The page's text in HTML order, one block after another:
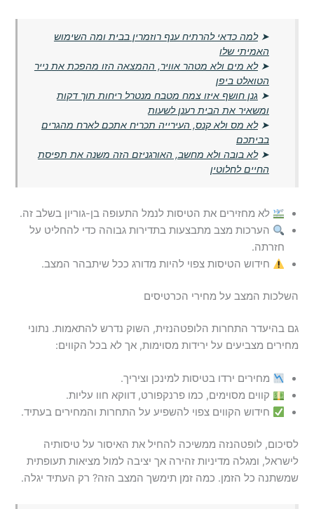
➤למה כדאי להרתיח ענף רוזמרין בבית ומה השימוש
האמיתי שלו
➤לא מים ולא מטהר אוויר, ההמצאה הזו מהפכת את נייר
הטואלט ביפן
➤ גנן חושף איזו צמח מטבח מנטרל ריחות תוך דקות
ומשאיר את הבית רענן לשעות
➤לא מס ולא קנס, העירייה תכריח אתכם לארח מהגרים
בביתכם
➤לא בובה ולא מחשב, האורגניזם הזה משנה את תפיסת
החיים לחלוטין
לא מחזירים את הטיסות לנמל התעופה בן-גוריון בשלב זה.
הערכות מצב מתבצעות בתדירות גבוהה כדי להחליט על
חזרתה.
חידוש הטיסות צפוי להיות מדורג ככל שיתבהר המצב.
השלכות המצב על מחירי הכרטיסים
גם בהיעדר התחרות הלופטהנזית, השוק נדרש להתאמות. נתוני
מחירים מצביעים על ירידות מסוימות, אך לא בכל הקווים:
מחירים ירדו בטיסות למינכן וציריך.
קווים מסוימים, כמו פרנקפורט, דווקא חוו עליות.
חידוש הקווים צפוי להשפיע על התחרות והמחירים בעתיד.
לסיכום, לופטהנזה ממשיכה להחיל את האיסור על טיסותיה
לישראל, ומגלה מדיניות זהירה אך יציבה למול מציאות תעופתית
שמשתנה כל הזמן. כמה זמן תימשך המצב הזה? רק העתיד יגלה.